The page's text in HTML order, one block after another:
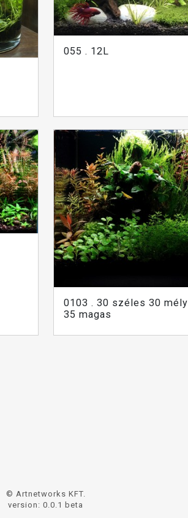
055 . 12L
0103 . 30 széles 30 mély
35 magas
© Artnetworks KFT.
version: 0.0.1 beta